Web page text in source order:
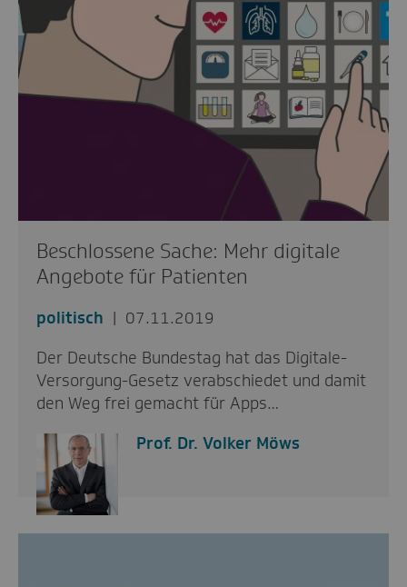
Beschlossene Sache: Mehr digitale
Angebote für Patienten
politisch
07.11.2019
Der Deutsche Bundestag hat das Digitale-
Versorgung-Gesetz verabschiedet und damit
den Weg frei gemacht für Apps…
Prof. Dr. Volker Möws